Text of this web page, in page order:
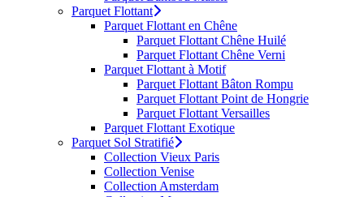
Parquet Flottant
Parquet Flottant en Chêne
Parquet Flottant Chêne Huilé
Parquet Flottant Chêne Verni
Parquet Flottant à Motif
Parquet Flottant Bâton Rompu
Parquet Flottant Point de Hongrie
Parquet Flottant Versailles
Parquet Flottant Exotique
Parquet Sol Stratifié
Collection Vieux Paris
Collection Venise
Collection Amsterdam